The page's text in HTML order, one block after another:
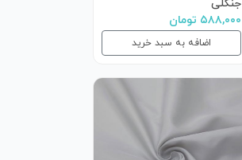
جنگلی
۵۸۸,۰۰۰ تومان
اضافه به سبد خرید